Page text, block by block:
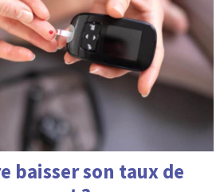
baisser son taux de